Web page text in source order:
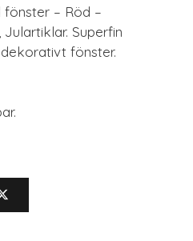
fönster – Röd –
Julartiklar. Superfin
fönster.